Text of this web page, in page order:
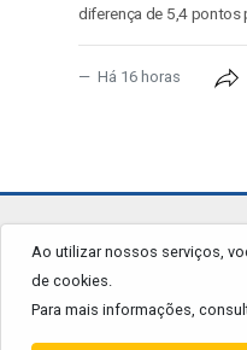
diferença de 5,4 pontos
Há 16 horas
Ao utilizar nossos serviços,
de cookies.
Para mais informações,